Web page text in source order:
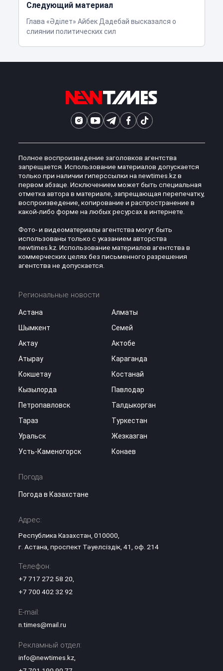
Следующий материал
Глава «Әділет» Айбек Дадебай высказался о
слиянии политических сил
Полное воспроизведение заголовков агентства
запрещается. Использование материалов допускается
только при наличии гиперссылки на newtimes.kz в
первом абзаце. Исключением может быть специальная
отметка автора в материале, запрещающая перепечатку,
воспроизведение, копирование и распространение в
какой-либо форме на любых ресурсах в интернете.
Фото- и видеоматериалы агентства могут быть
использованы только с указанием авторства
newtimes.kz. Использование материалов агентства в
коммерческих целях без письменного разрешения
агентства не допускается.
Региональные новости
Астана
Алматы
Шымкент
Семей
Актау
Актобе
Атырау
Караганда
Кокшетау
Костанай
Кызылорда
Павлодар
Петропавловск
Талдыкорган
Тараз
Туркестан
Уральск
Жезказган
Усть-Каменогорск
Конаев
Погода
Погода в Казахстане
Адрес:
Республика Казахстан, 010000,
г. Астана, проспект Тәуелсіздік, 41, оф. 214
Телефон:
+7 717 272 58 20
+7 700 402 32 92
E-mail:
n.times@mail.ru
Рекламный отдел:
info@newtimes.kz,